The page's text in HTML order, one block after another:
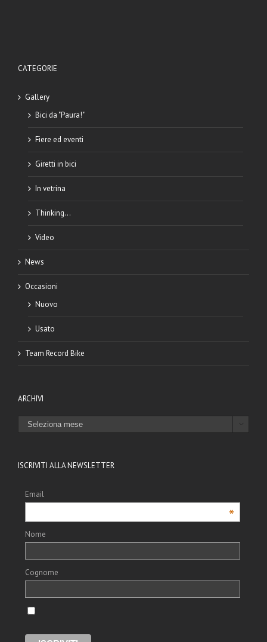
CATEGORIE
Gallery
Bici da "Paura!"
Fiere ed eventi
Giretti in bici
In vetrina
Thinking…
Video
News
Occasioni
Nuovo
Usato
Team Record Bike
ARCHIVI
ARCHIVI
ISCRIVITI ALLA NEWSLETTER
Email
*
Nome
Cognome